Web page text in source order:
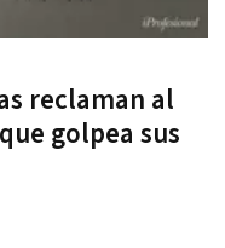
reclaman al
golpea sus